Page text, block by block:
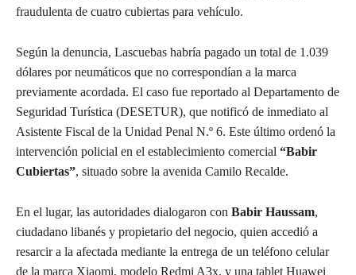
fraudulenta de cuatro cubiertas para vehículo.
Según la denuncia, Lascuebas habría pagado un total de 1.039
dólares por neumáticos que no correspondían a la marca
previamente acordada. El caso fue reportado al Departamento de
Seguridad Turística (DESETUR), que notificó de inmediato al
Asistente Fiscal de la Unidad Penal N.º 6. Este último ordenó la
intervención policial en el establecimiento comercial “Babir
Cubiertas”, situado sobre la avenida Camilo Recalde.
En el lugar, las autoridades dialogaron con Babir Haussam,
ciudadano libanés y propietario del negocio, quien accedió a
resarcir a la afectada mediante la entrega de un teléfono celular
de la marca Xiaomi, modelo Redmi A3x, y una tablet Huawei